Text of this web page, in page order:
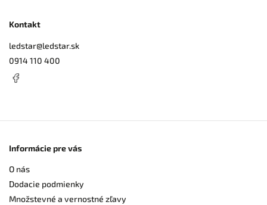
Kontakt
ledstar@ledstar.sk
0914 110 400
Informácie pre vás
O nás
Dodacie podmienky
Množstevné a vernostné zľavy